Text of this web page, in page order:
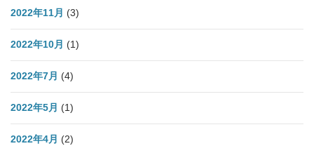
2022年11月 (3)
2022年10月 (1)
2022年7月 (4)
2022年5月 (1)
2022年4月 (2)